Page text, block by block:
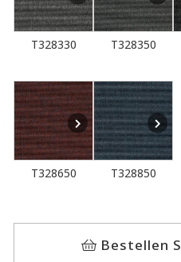
T328330 T328350
T328650 T328850
Bestellen